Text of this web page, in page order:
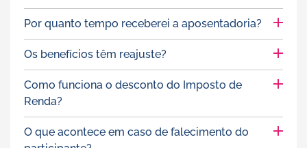
Por quanto tempo receberei a aposentadoria?
Os benefícios têm reajuste?
Como funciona o desconto do Imposto de
Renda?
O que acontece em caso de falecimento do